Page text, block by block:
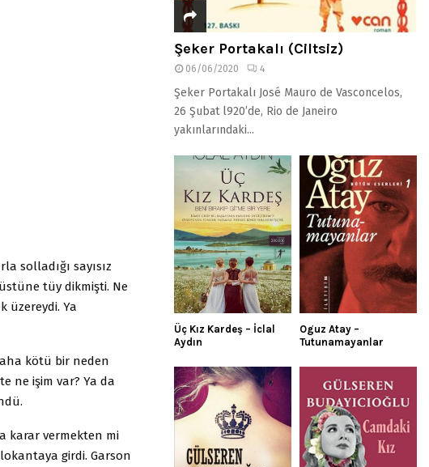
solladığı sayısız
tüy dikmişti. Ne
üzereydi. Ya
kötü bir neden
ne işim var? Ya da
karar vermekten mi
girdi. Garson
Şeker Portakalı (Ciltsiz)
06/06/2020 4
Şeker Portakalı José Mauro de Vasconcelos,
26 Şubat l920’de, Rio de Janeiro
yakınlarındaki...
Üç Kız Kardeş – İclal
Aydın
Oguz Atay –
Tutunamayanlar